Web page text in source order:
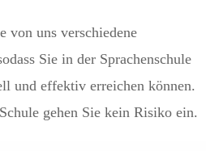
von uns verschiedene
Sie in der Sprachenschule
und effektiv erreichen können.
gehen Sie kein Risiko ein.